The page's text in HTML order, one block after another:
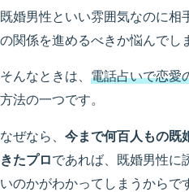
既婚男性といい雰囲気なのに相
の関係を進めるべきか悩んでし
そんなときは、 電話占いで恋愛
方法の一つです。
なぜなら、 今まで何百人もの既
きたプロであれば、既婚男性に
いのかがわかってしまうからで